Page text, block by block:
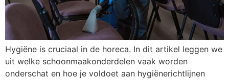
Hygiëne is cruciaal in de horeca. In dit artikel leggen we
uit welke schoonmaakonderdelen vaak worden
onderschat en hoe je voldoet aan hygiënerichtlijnen